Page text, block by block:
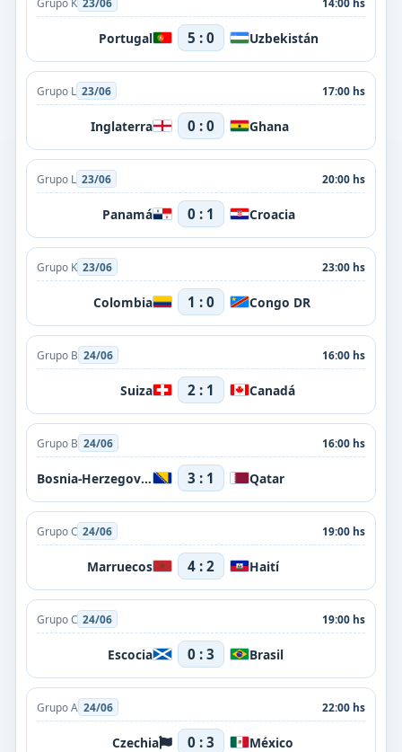
Portugal 5 : 0 Uzbekistán
Grupo L 23/06 17:00 hs
Inglaterra 0 : 0 Ghana
Grupo L 23/06 20:00 hs
Panamá 0 : 1 Croacia
Grupo K 23/06 23:00 hs
Colombia 1 : 0 Congo DR
Grupo B 24/06 16:00 hs
Suiza 2 : 1 Canadá
Grupo B 24/06 16:00 hs
Bosnia-Herzegovina 3 : 1 Qatar
Grupo C 24/06 19:00 hs
Marruecos 4 : 2 Haití
Grupo C 24/06 19:00 hs
Escocia 0 : 3 Brasil
Grupo A 24/06 22:00 hs
Czechia 0 : 3 México